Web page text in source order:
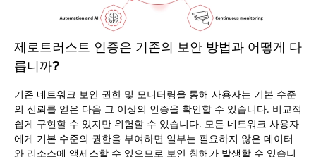
제로트러스트 인증은 기존의 보안 방법과 어떻게 다
릅니까?
기존 네트워크 보안 권한 및 모니터링을 통해 사용자는 기본 수준
의 신뢰를 얻은 다음 그 이상의 인증을 확인할 수 있습니다. 비교적
쉽게 구현할 수 있지만 위험할 수 있습니다. 모든 네트워크 사용자
에게 기본 수준의 권한을 부여하면 일부는 필요하지 않은 데이터
와 리소스에 액세스할 수 있으므로 보안 침해가 발생할 수 있습니